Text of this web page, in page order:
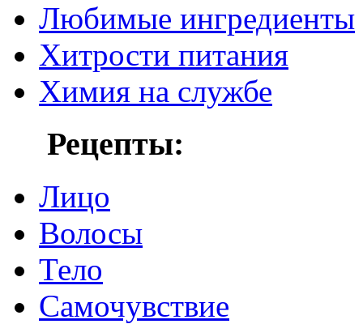
Любимые ингредиенты
Хитрости питания
Химия на службе
Рецепты:
Лицо
Волосы
Тело
Самочувствие